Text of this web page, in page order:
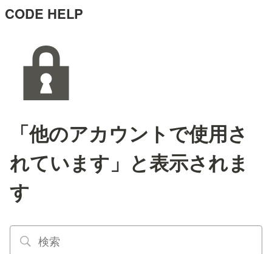
CODE HELP
「他のアカウントで使用さ
れています」と表示されま
す